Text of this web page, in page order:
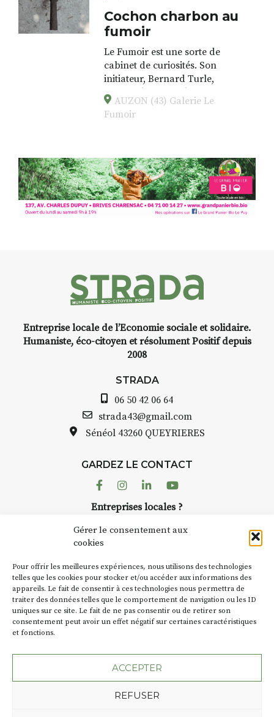
Gérer le consentement aux
cookies
Pour offrir les meilleures expériences, nous utilisons des technologies
telles que les cookies pour stocker et/ou accéder aux informations des
appareils. Le fait de consentir à ces technologies nous permettra de
traiter des données telles que le comportement de navigation ou les ID
uniques sur ce site. Le fait de ne pas consentir ou de retirer son
consentement peut avoir un effet négatif sur certaines caractéristiques
et fonctions.
ACCEPTER
REFUSER
Cochon charbon au
fumoir
Le Fumoir est une sorte de
cabinet de curiosités. Son
initiateur, Bernard Turle,
s’amuse à donner à voir des
associations fertiles, graves ou
drôles, parfois fumeuses. Des
foutraques du lieu (on ne spoile
pas). Quant à
l’installation.Cochon Charbon,
elle joue
avec les.variations.de.couleurs.
d’Auzon, cette expo-
installation temporaire vous
livre une raison de plus d’aller
faire un tour dans la cité
médiévale du Brivadois cet été.
INTERVIEW
STRADA Bernard Turle, vous
Auzon…
Bernard TURLE Le Fumoir n’est
pas une galerie permanente.
Chaque année, le 1er dimanche
d’août, l’association
artisans investissent les rues, les
caves, les granges d’Auzon. Le
Fumoir est l’un de ces espaces
temporaires d’accueil de la
culture. Il s’associe également à
exemple, l’installation
« off » du festival d’Auzon 2026
AUZON (43) Galerie Le
Fumoir
Entreprise locale de l’Economie sociale et solidaire.
Humaniste, éco-citoyen et résolument Positif depuis
2008
STRADA
06 50 42 06 64
strada43@gmail.com
Sénéol 43260 QUEYRIERES
GARDEZ LE CONTACT
FacebookInstagram
LinkedinYoutube
Entreprises locales ?
Suivez toute l'actu de Strada